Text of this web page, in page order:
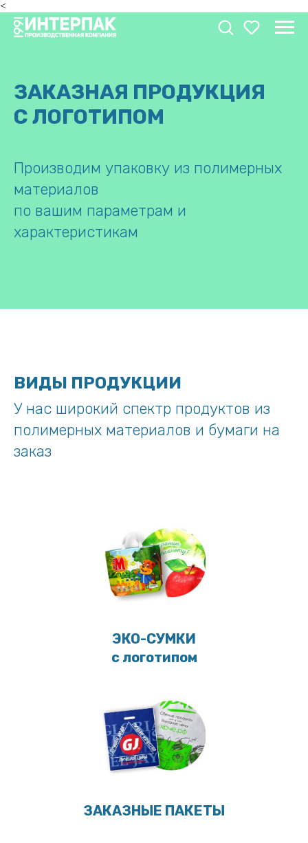
<
ЗАКАЗНАЯ ПРОДУКЦИЯ
С ЛОГОТИПОМ
Производим упаковку из полимерных
материалов
по вашим параметрам и
характеристикам
ВИДЫ ПРОДУКЦИИ
У нас широкий спектр продуктов из
полимерных материалов и бумаги на
заказ
ЭКО-СУМКИ
с логотипом
ЗАКАЗНЫЕ ПАКЕТЫ